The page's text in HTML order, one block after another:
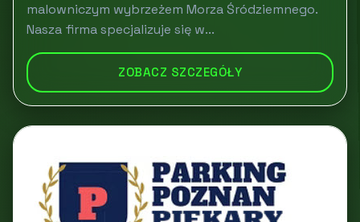
malowniczym wybrzeżem Morza Śródziemnego.
Nasza firma specjalizuje się w...
ZOBACZ SZCZEGÓŁY